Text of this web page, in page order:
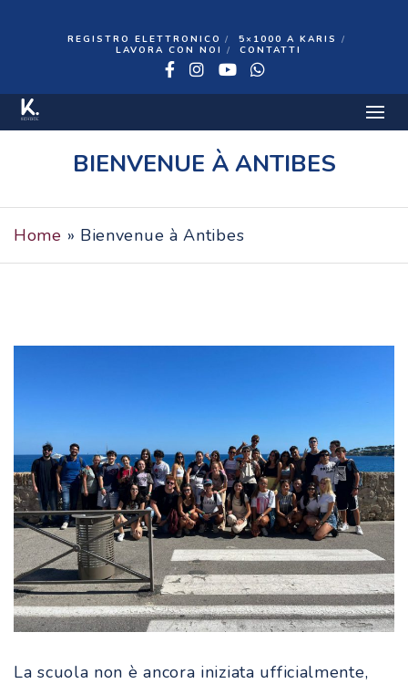
REGISTRO ELETTRONICO
5×1000 A KARIS
LAVORA CON NOI
CONTATTI
Facebook
Instagram
YouTube
WhatsApp
BIENVENUE À ANTIBES
Home » Bienvenue à Antibes
La scuola non è ancora iniziata ufficialmente,